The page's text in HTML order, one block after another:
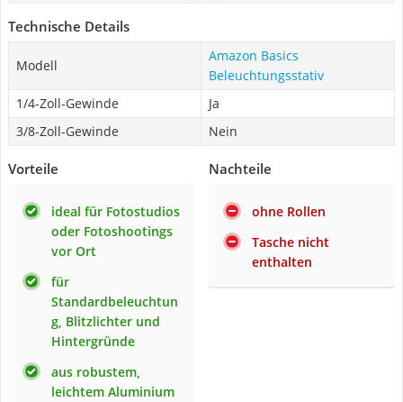
Technische Details
Modell
Amazon Basics
Beleuchtungsstativ
1/4-Zoll-Gewinde
Ja
3/8-Zoll-Gewinde
Nein
Vorteile
ideal für Fotostudios
oder Fotoshootings
vor Ort
für
Standardbeleuchtun
g, Blitzlichter und
Hintergründe
aus robustem,
leichtem Aluminium
Nachteile
ohne Rollen
Tasche nicht
enthalten